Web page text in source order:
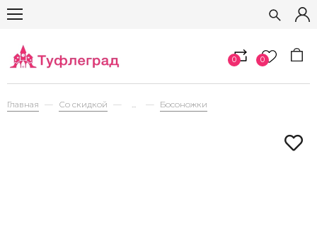
0 0
Главная Со скидкой ... Босоножки